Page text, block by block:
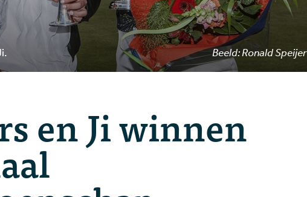
Beeld: Ronald Speijer
en Ji winnen